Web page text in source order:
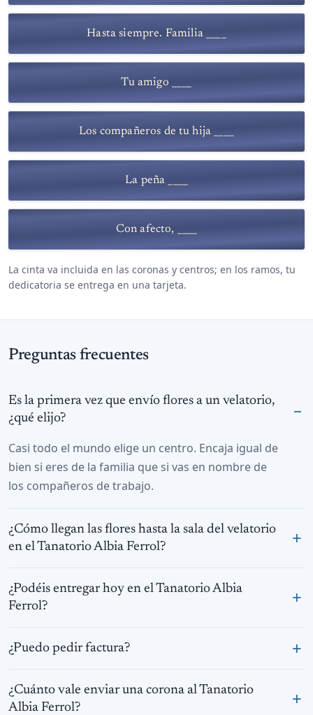
Hasta siempre. Familia ____
Tu amigo ____
Los compañeros de tu hija ____
La peña ____
Con afecto, ____
La cinta va incluida en las coronas y centros; en los ramos, tu
dedicatoria se entrega en una tarjeta.
Preguntas frecuentes
Es la primera vez que envío flores a un velatorio,
¿qué elijo?
Casi todo el mundo elige un centro. Encaja igual de
bien si eres de la familia que si vas en nombre de
los compañeros de trabajo.
¿Cómo llegan las flores hasta la sala del velatorio
en el Tanatorio Albia Ferrol?
¿Podéis entregar hoy en el Tanatorio Albia
Ferrol?
¿Puedo pedir factura?
¿Cuánto vale enviar una corona al Tanatorio
Albia Ferrol?